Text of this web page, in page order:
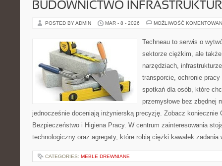
BUDOWNICTWO
POSTED BY ADMIN MAR - 8 - 2026 MOŻLIWOŚĆ
Techneau to serwis o
sektorze ciężkim, ale
narzędziach,
transporcie, ochronie
spotkań dla osób, które
przemysłowe bez zbędnej
jednocześnie doceniają inżynierską precyzję. Zobacz koniecznie
Bezpieczeństwo i Higiena Pracy. W centrum zainteresowania
technologiczny oraz agregaty, które robią ciężki kawałek
CATEGORIES: MEBLE DREWNIANE